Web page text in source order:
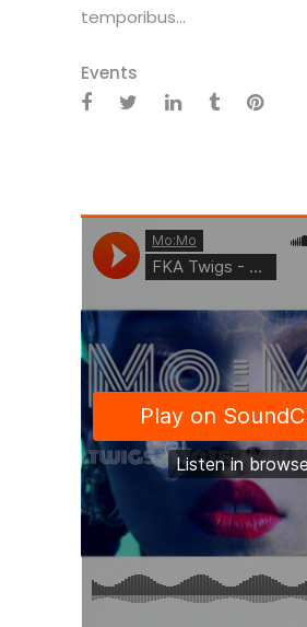
temporibus...
Events